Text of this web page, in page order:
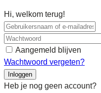
Hi, welkom terug!
Aangemeld blijven
Wachtwoord vergeten?
Inloggen
Heb je nog geen account?